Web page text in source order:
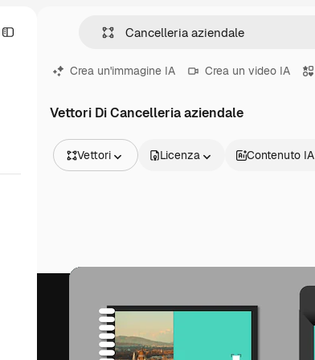
Crea un'immagine IA Crea un video IA
Vettori Di Cancelleria aziendale
Vettori
Video
Modelli di video
Modelli 3D
Licenza Contenuto IA